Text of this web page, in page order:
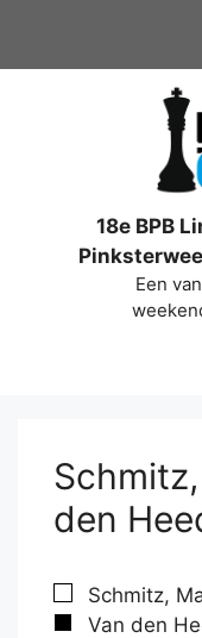
de
18e BPB
Een
den
Schmitz,
Van den